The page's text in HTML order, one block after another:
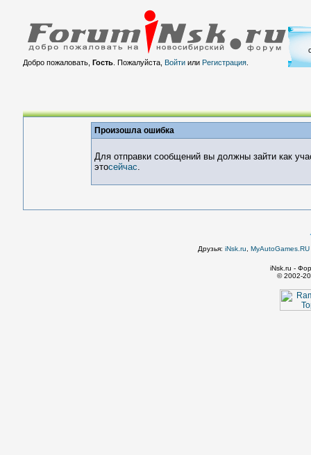
Добро пожаловать, Гость. Пожалуйста, Войтиили Регистрация.
Произошла ошибка
Для отправки сообщений вы должны зайти как
этосейчас.
Друзья: iNsk.ru
iNsk.ru -
© 2002-